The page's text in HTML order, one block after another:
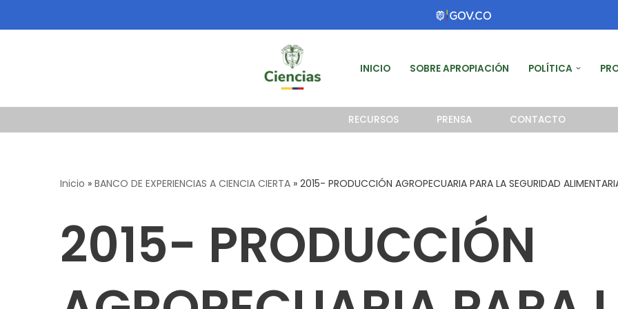
INICIO SOBRE APROPIACIÓN POLÍTICA
RECURSOS PRENSA CONTACTO
Inicio » BANCO DE EXPERIENCIAS A CIENCIA CIERTA » 2015- PRODUCCIÓN AGROPECUARIA PARA LA SEGURIDAD
2015- PRODUCCIÓN